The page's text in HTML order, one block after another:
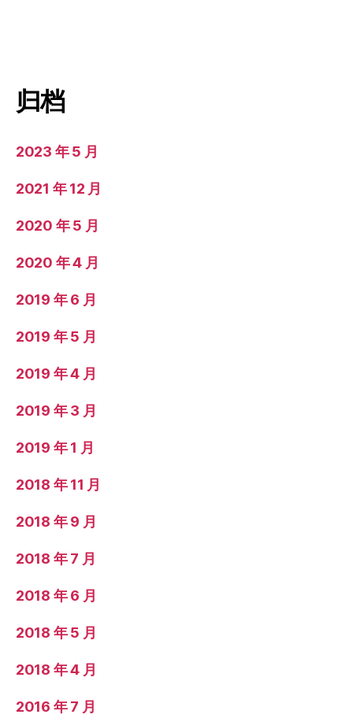
归档
2023 年 5 月
2021 年 12 月
2020 年 5 月
2020 年 4 月
2019 年 6 月
2019 年 5 月
2019 年 4 月
2019 年 3 月
2019 年 1 月
2018 年 11 月
2018 年 9 月
2018 年 7 月
2018 年 6 月
2018 年 5 月
2018 年 4 月
2016 年 7 月